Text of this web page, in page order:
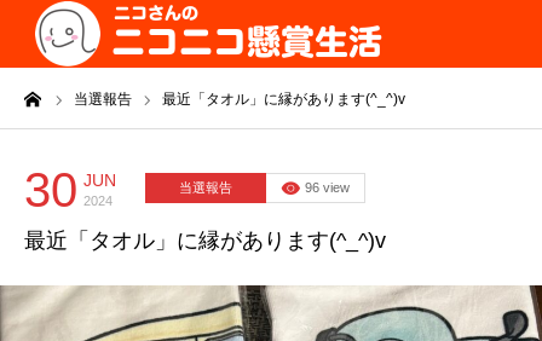
当選報告 最近「タオル」に縁があります(^_^)v
30 JUN
2024
当選報告 96 view
最近「タオル」に縁があります(^_^)v